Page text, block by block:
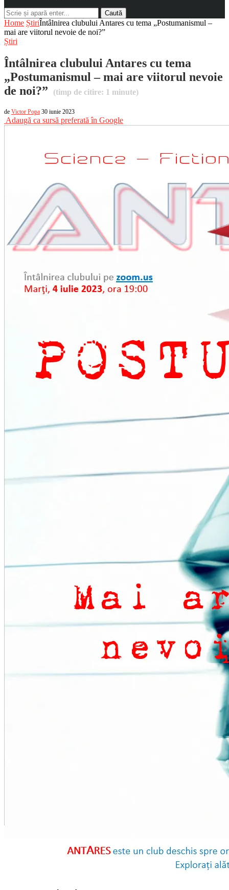
Caută
Home ȘtiriÎntâlnirea clubului Antares cu tema „Postumanismul –
mai are viitorul nevoie de noi?”
Știri
Întâlnirea clubului Antares cu tema
„Postumanismul – mai are viitorul nevoie
de noi?”
(timp de citire: 1 minute)
de Victor Popa 30 iunie 2023
Adaugă ca sursă preferată în Google